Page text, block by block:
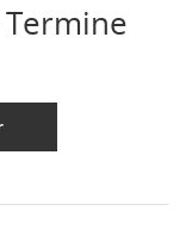
Termine